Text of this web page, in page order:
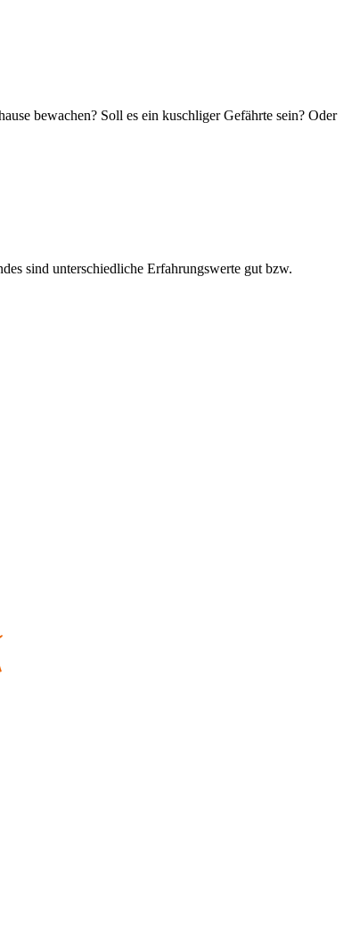
bewachen? Soll es ein kuschliger Gefährte sein? Oder
sind unterschiedliche Erfahrungswerte gut bzw.